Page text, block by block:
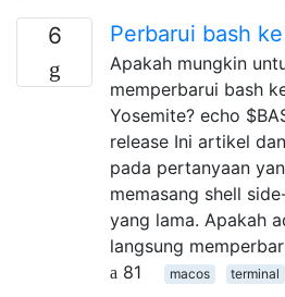
6 Perbarui bash
Apakah mungkin
memperbarui bash
Yosemite? echo
release Ini artikel
pada pertanyaan
memasang shell
yang lama. Apakah
langsung
81
macos terminal